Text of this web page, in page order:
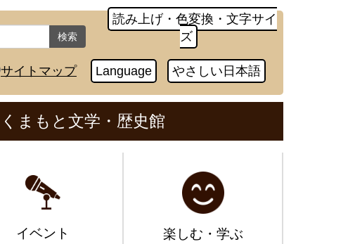
検索
読み上げ・色変換・文字サイ
ズ
サイトマップ Language やさしい日本語
くまもと文学・歴史館
イベント 楽しむ・学ぶ